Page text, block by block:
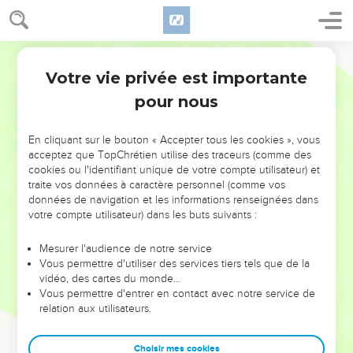
NE MANQUEZ PAS L’ÉVÉNEMENT
DE L’ANNÉE !
ET SI LEURS ERREURS POUVAIENT VOUS ÉVITER LES
VOTRES ?
leur foi ou leur vision. Mais on voit moins les doutes, les erreurs
et les saisons difficiles qu'ils ont traversés, alors même que ce
sont elles qui les ont façonnés.
Dans cette conférence, leaders, entrepreneurs, et responsables
clés pour avancer avec plus de sagesse afin que leurs erreurs
Votre vie privée est importante
pour nous
En cliquant sur le bouton « Accepter tous les cookies », vous
acceptez que TopChrétien utilise des traceurs (comme des
cookies ou l'identifiant unique de votre compte utilisateur) et
traite vos données à caractère personnel (comme vos
données de navigation et les informations renseignées dans
votre compte utilisateur) dans les buts suivants :
Mesurer l'audience de notre service
Vous permettre d'utiliser des services tiers tels que de la
vidéo, des cartes du monde…
Vous permettre d'entrer en contact avec notre service de
relation aux utilisateurs.
Choisir mes cookies